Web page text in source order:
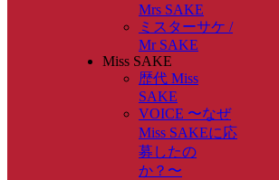
Mrs SAKE
ミスターサケ /
Mr SAKE
Miss SAKE
歴代 Miss
SAKE
VOICE 〜なぜ
Miss SAKEに応
募したの
か？〜